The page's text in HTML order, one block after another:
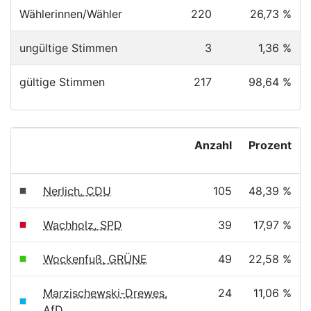
Wählerinnen/Wähler 220 26,73 %
ungültige Stimmen 3 1,36 %
gültige Stimmen 217 98,64 %
Anzahl Prozent
Nerlich, CDU 105 48,39 %
Wachholz, SPD 39 17,97 %
Wockenfuß, GRÜNE 49 22,58 %
Marzischewski-Drewes,
24 11,06 %